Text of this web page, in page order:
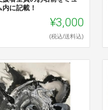
に記載！
¥3,000
(税込/送料込)